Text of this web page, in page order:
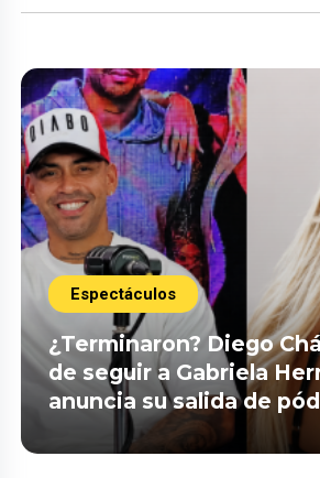
Espectáculos
¿Terminaron? Diego
de seguir a Gabriela
anuncia su salida de